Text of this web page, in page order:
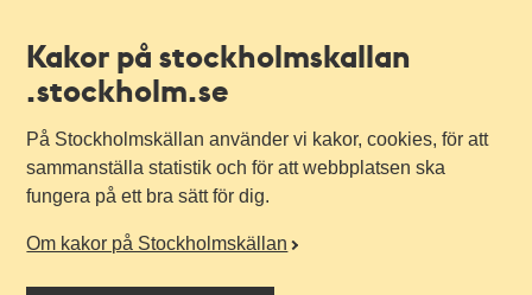
Kakor på stockholmskallan
.stockholm.se
På Stockholmskällan använder vi kakor, cookies, för att
sammanställa statistik och för att webbplatsen ska
fungera på ett bra sätt för dig.
Om kakor på Stockholmskällan